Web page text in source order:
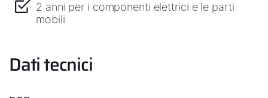
2 anni per i componenti elettrici e le parti
mobili
Dati tecnici